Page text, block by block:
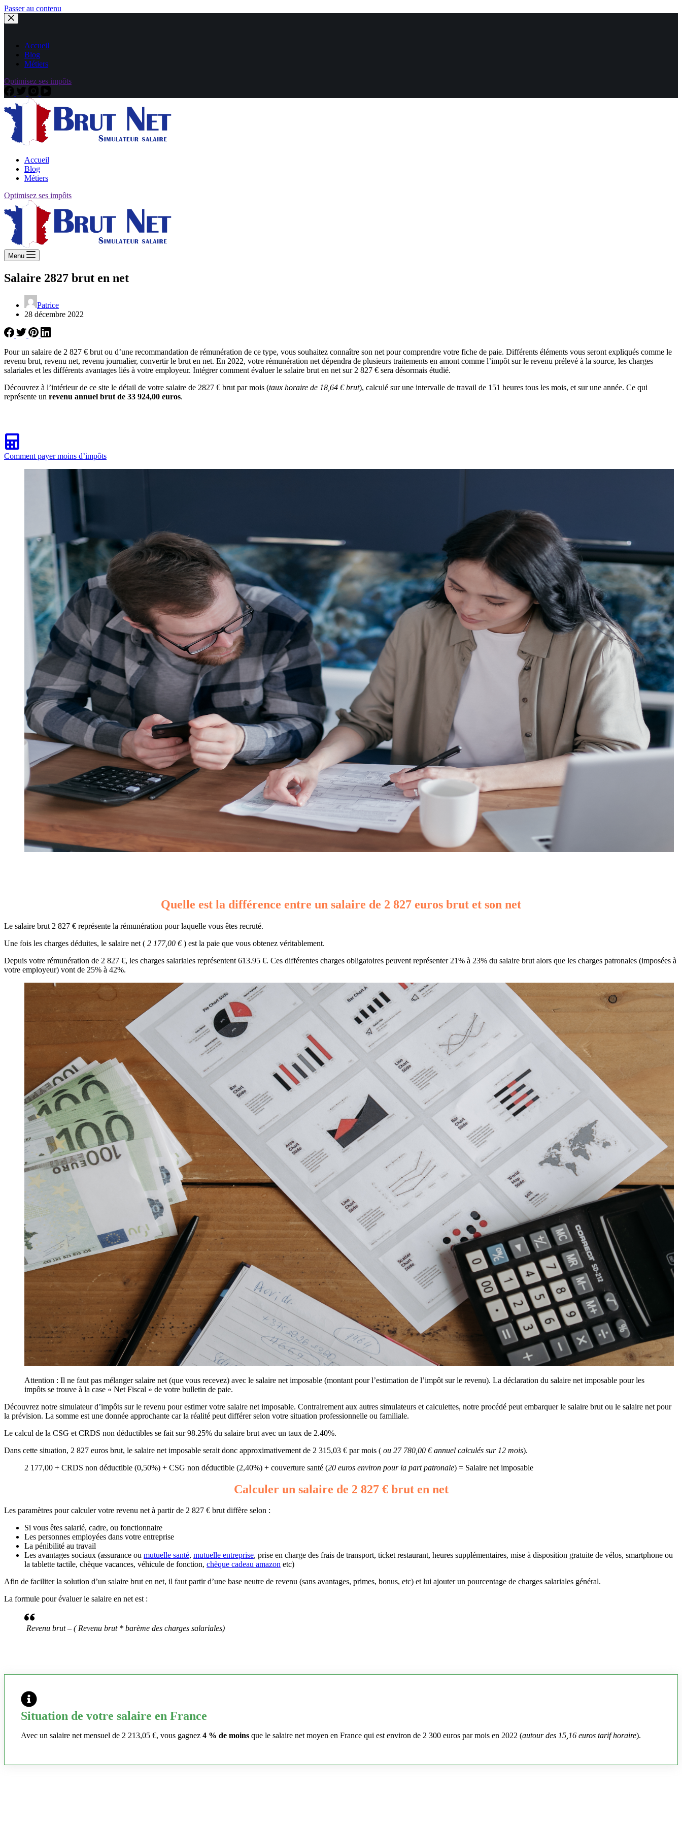
Passer au contenu
Accueil
Blog
Métiers
Optimisez ses impôts
Accueil
Blog
Métiers
Optimisez ses impôts
Menu
Salaire 2827 brut en net
Patrice
28 décembre 2022
Pour un salaire de 2 827 € brut ou d’une recommandation de rémunération de ce type, vous souhaitez connaître son net pour comprendre votre fiche de paie. Différents éléments vous seront expliqués comme le
revenu brut, revenu net, revenu journalier, convertir le brut en net. En 2022, votre rémunération net dépendra de plusieurs traitements en amont comme l’impôt sur le revenu prélevé à la source, les charges
salariales et les différents avantages liés à votre employeur. Intégrer comment évaluer le salaire brut en net sur 2 827 € sera désormais étudié.
Découvrez à l’intérieur de ce site le détail de votre salaire de 2827 € brut par mois (taux horaire de 18,64 € brut), calculé sur une intervalle de travail de 151 heures tous les mois, et sur une année. Ce qui
représente un revenu annuel brut de 33 924,00 euros.
Comment payer moins d’impôts
Quelle est la différence entre un salaire de 2 827 euros brut et son net
Le salaire brut 2 827 € représente la rémunération pour laquelle vous êtes recruté.
Une fois les charges déduites, le salaire net ( 2 177,00 €) est la paie que vous obtenez véritablement.
Depuis votre rémunération de 2 827 €, les charges salariales représentent 613.95 €. Ces différentes charges obligatoires peuvent représenter 21% à 23% du salaire brut alors que les charges patronales (imposées à
votre employeur) vont de 25% à 42%.
Attention : Il ne faut pas mélanger salaire net (que vous recevez) avec le salaire net imposable (montant pour l’estimation de l’impôt sur le revenu). La déclaration du salaire net imposable pour les
impôts se trouve à la case « Net Fiscal » de votre bulletin de paie.
Découvrez notre simulateur d’impôts sur le revenu pour estimer votre salaire net imposable. Contrairement aux autres simulateurs et calculettes, notre procédé peut embarquer le salaire brut ou le salaire net pour
la prévision. La somme est une donnée approchante car la réalité peut différer selon votre situation professionnelle ou familiale.
Le calcul de la CSG et CRDS non déductibles se fait sur 98.25% du salaire brut avec un taux de 2.40%.
Dans cette situation, 2 827 euros brut, le salaire net imposable serait donc approximativement de 2 315,03 € par mois ( ou 27 780,00 € annuel calculés sur 12 mois).
2 177,00 + CRDS non déductible (0,50%) + CSG non déductible (2,40%) + couverture santé (20 euros environ pour la part patronale) = Salaire net imposable
Calculer un salaire de 2 827 € brut en net
Les paramètres pour calculer votre revenu net à partir de 2 827 € brut diffère selon :
Si vous êtes salarié, cadre, ou fonctionnaire
Les personnes employées dans votre entreprise
La pénibilité au travail
Les avantages sociaux (assurance ou mutuelle santé, mutuelle entreprise, prise en charge des frais de transport, ticket restaurant, heures supplémentaires, mise à disposition gratuite de vélos, smartphone ou
la tablette tactile, chèque vacances, véhicule de fonction, chèque cadeau amazon etc)
Afin de faciliter la solution d’un salaire brut en net, il faut partir d’une base neutre de revenu (sans avantages, primes, bonus, etc) et lui ajouter un pourcentage de charges salariales général.
La formule pour évaluer le salaire en net est :
Revenu brut – ( Revenu brut * barème des charges salariales)
Situation de votre salaire en France
Avec un salaire net mensuel de 2 213,05 €, vous gagnez 4 % de moins que le salaire net moyen en France qui est environ de 2 300 euros par mois en 2022 (autour des 15,16 euros tarif horaire).